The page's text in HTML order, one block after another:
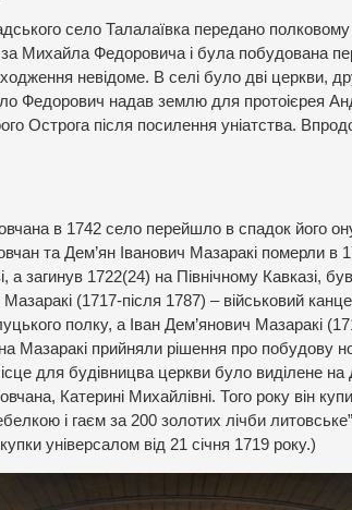
село Талалаївка передано
Михайла Федоровича і була побудована
невідоме. В селі було дві церкви,
Федорович надав землю для протоієрея
Острога після посилення уніатства.
в 1742 село перейшло в спадок його
та Дем’ян Іванович Мазаракі померли в
а загинув 1722(24) на Північному Кавказі,
(1717-після 1787) – військовий
полку, а Іван Дем’янович Мазаракі
Мазаракі прийняли рішення про побудову
для будівницва церкви було виділене на
Катерині Михайлівні. Того року він
і гаєм за 200 золотих лічби
універсалом від 21 січня 1719 року.)